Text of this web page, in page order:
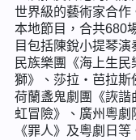
世界級的藝術家合作
本地節目，合共680
目包括陳銳小提琴
民族樂團《海上生
獅》、莎拉‧芭拉斯
荷蘭盞鬼劇團《詼
虹冒險》、廣州粵劇
《罪人》及粵劇日